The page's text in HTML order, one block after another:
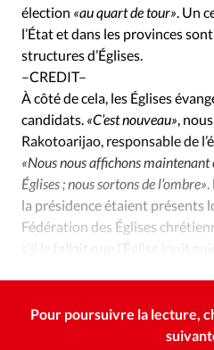
élection «au quart de tour» . Un
l’État et dans les provinces
structures d’Églises.
–CREDIT–
À côté de cela, les Églises
candidats. «C’est nouveau» ,
Rakotoarijao, responsable de
«Nous nous affichons
Églises ; nous sortons de l’ombre»
la présidence étaient présents
Fédération des Églises
s’il le fallait que l’Église jouit
Pour poursuivre la lecture,